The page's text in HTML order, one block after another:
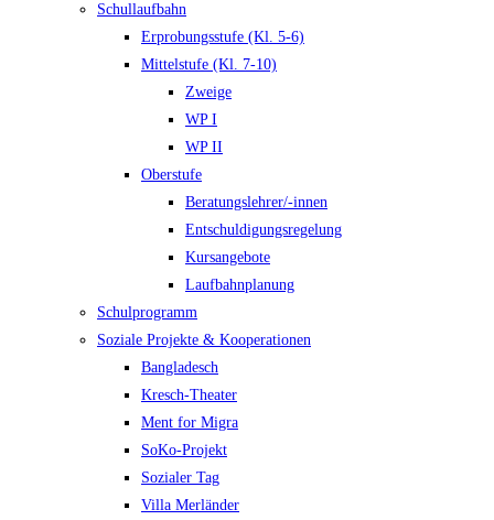
Schullaufbahn
Erprobungsstufe (Kl. 5-6)
Mittelstufe (Kl. 7-10)
Zweige
WP I
WP II
Oberstufe
Beratungslehrer/-innen
Entschuldigungsregelung
Kursangebote
Laufbahnplanung
Schulprogramm
Soziale Projekte & Kooperationen
Bangladesch
Kresch-Theater
Ment for Migra
SoKo-Projekt
Sozialer Tag
Villa Merländer